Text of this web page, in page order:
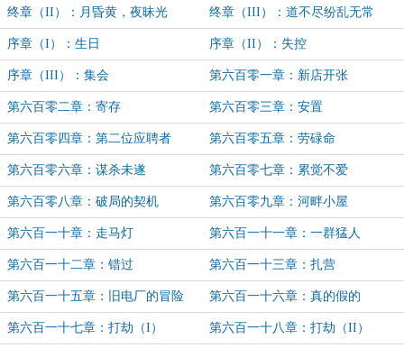
终章（II）：月昏黄，夜昧光 终章（III）：道不尽纷乱无常
序章（I）：生日 序章（II）：失控
序章（III）：集会 第六百零一章：新店开张
第六百零二章：寄存 第六百零三章：安置
第六百零四章：第二位应聘者 第六百零五章：劳碌命
第六百零六章：谋杀未遂 第六百零七章：累觉不爱
第六百零八章：破局的契机 第六百零九章：河畔小屋
第六百一十章：走马灯 第六百一十一章：一群猛人
第六百一十二章：错过 第六百一十三章：扎营
第六百一十五章：旧电厂的冒险 第六百一十六章：真的假的
第六百一十七章：打劫（I） 第六百一十八章：打劫（II）